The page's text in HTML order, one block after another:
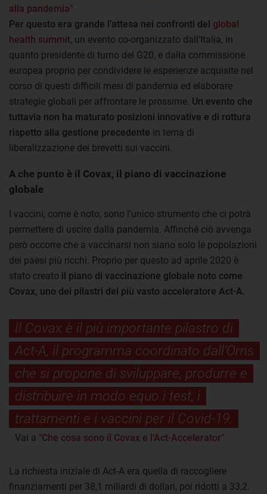
alla pandemia"
Per questo era grande l’attesa nei confronti del global
health summit, un evento co-organizzato dall’Italia, in
quanto presidente di turno del G20, e dalla commissione
europea proprio per condividere le esperienze acquisite nel
corso di questi difficili mesi di pandemia ed elaborare
strategie globali per affrontare le prossime. Un evento che
tuttavia non ha maturato posizioni innovative e di rottura
rispetto alla gestione precedente in tema di
liberalizzazione dei brevetti sui vaccini.
A che punto è il Covax, il piano di vaccinazione
globale
I vaccini, come è noto, sono l’unico strumento che ci potrà
permettere di uscire dalla pandemia. Affinché ciò avvenga
però occorre che a vaccinarsi non siano solo le popolazioni
dei paesi più ricchi. Proprio per questo ad aprile 2020 è
stato creato il piano di vaccinazione globale noto come
Covax, uno dei pilastri del più vasto acceleratore Act-A.
Il Covax è il più importante pilastro di
Act-A, il programma coordinato dall’Oms
che si propone di sviluppare, produrre e
distribuire in modo equo i test, i
trattamenti e i vaccini per il Covid-19.
Vai a "Che cosa sono il Covax e l’Act-Accelerator"
La richiesta iniziale di Act-A era quella di raccogliere
finanziamenti per 38,1 miliardi di dollari, poi ridotti a 33,2.